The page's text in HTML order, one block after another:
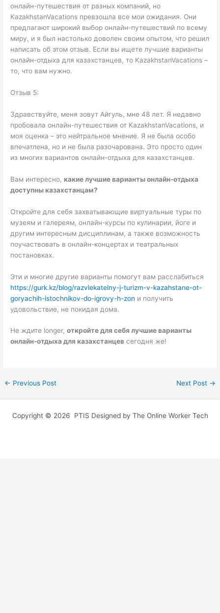
онлайн-путешествия от разных компаний, но
KazakhstanVacations превзошла все мои ожидания. Они
предлагают широкий выбор онлайн-путешествий по всему
миру, и я был настолько доволен своим опытом, что решил
написать об этом отзыв. Если вы ищете лучшие варианты
онлайн-отдыха для казахстанцев, то KazakhstanVacations –
то, что вам нужно.
Отзыв 5:
Здравствуйте, меня зовут Айгуль, мне 48 лет. Я недавно
пробовала онлайн-путешествия от KazakhstanVacations, и
моя оценка – это нейтральное мнение. Я не была особо
впечатлена, но и не была разочарована. Это просто один
из многих вариантов онлайн-отдыха для казахстанцев.
Вам интересно, какие лучшие варианты онлайн-отдыха
доступны казахстанцам?
Откройте для себя захватывающие виртуальные туры по
музеям и галереям, онлайн-курсы по кулинарии, йоге и
другим интересным дисциплинам, а также возможность
поучаствовать в онлайн-концертах и театральных
постановках.
Эти и многие другие варианты помогут вам расслабиться
https://gurk.kz/blog/razvlekatelny-j-turizm-v-kazahstane-ot-
goryachih-istochnikov-do-igrovy-h-zon и получить
удовольствие, не покидая дома.
Не ждите longer,откройте для себя лучшие варианты
онлайн-отдыха для казахстанцев сегодня же!
← Previous Post Next Post →
Copyright © 2026 PTIS Designed by The Online Worker Tech